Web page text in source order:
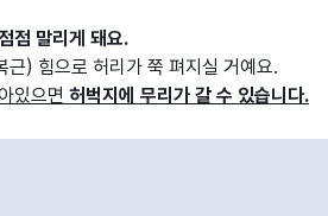
점 말리게 돼요.
근) 힘으로 허리가 쭉 펴지실 거예요.
있으면 허벅지에 무리가 갈 수 있습니다.